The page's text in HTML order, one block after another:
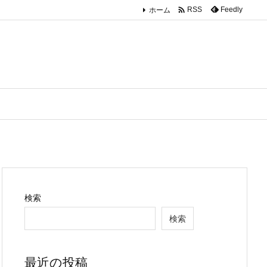
ホーム  RSS Feedly
検索
検索
最近の投稿